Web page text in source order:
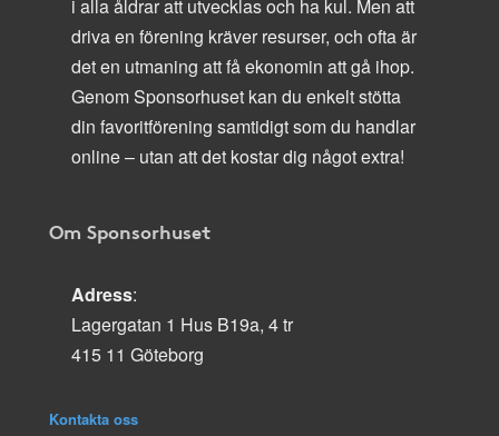
i alla åldrar att utvecklas och ha kul. Men att
driva en förening kräver resurser, och ofta är
det en utmaning att få ekonomin att gå ihop.
Genom Sponsorhuset kan du enkelt stötta
din favoritförening samtidigt som du handlar
online – utan att det kostar dig något extra!
Om Sponsorhuset
Adress:
Lagergatan 1 Hus B19a, 4 tr
415 11 Göteborg
Kontakta oss